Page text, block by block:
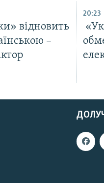
відновить
–
20:23